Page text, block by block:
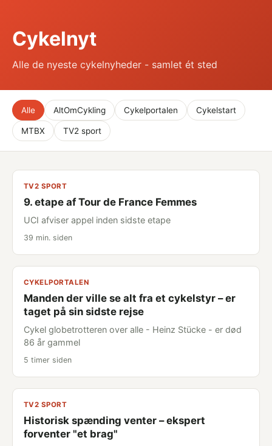
Cykelnyt
Alle de nyeste cykelnyheder - samlet ét sted
Alle AltOmCykling Cykelportalen Cykelstart
MTBX TV2 sport
TV2 SPORT
9. etape af Tour de France Femmes
UCI afviser appel inden sidste etape
39 min. siden
CYKELPORTALEN
Manden der ville se alt fra et cykelstyr – er
taget på sin sidste rejse
Cykel globetrotteren over alle - Heinz Stücke - er død
86 år gammel
5 timer siden
TV2 SPORT
Historisk spænding venter – ekspert
forventer "et brag"